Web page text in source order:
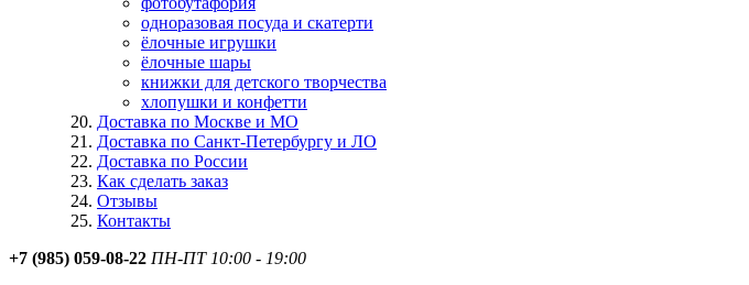
одноразовая посуда и скатерти
ёлочные игрушки
ёлочные шары
книжки для детского творчества
хлопушки и конфетти
Доставка по Москве и МО
Доставка по Санкт-Петербургу и ЛО
Доставка по России
Как сделать заказ
Отзывы
Контакты
+7 (985) 059-08-22 ПН-ПТ 10:00 - 19:00